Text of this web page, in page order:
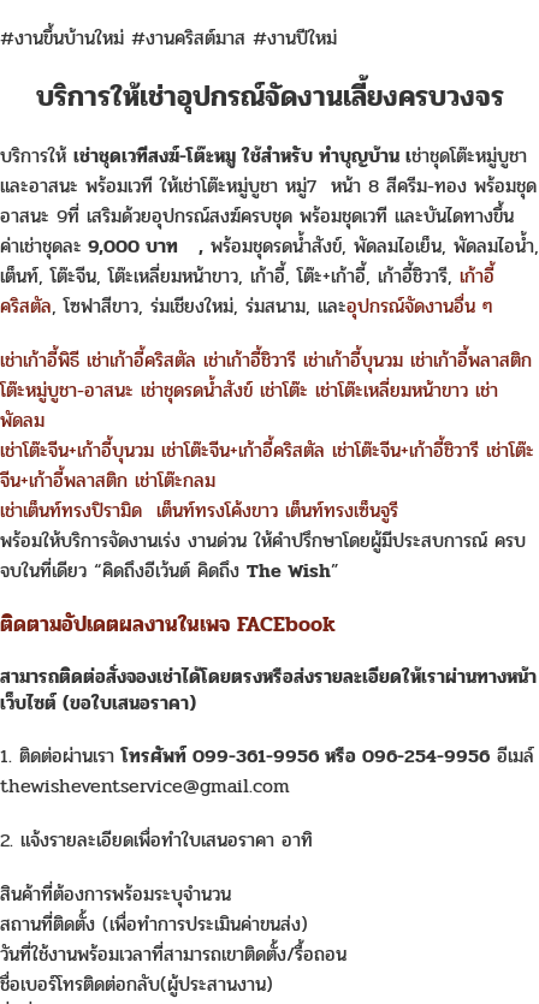
#งานขึ้นบ้านใหม่ #งานคริสต์มาส #งานปีใหม่
บริการให้เช่าอุปกรณ์จัดงานเลี้ยงครบวงจร
บริการให้ เช่าชุดเวทีสงฆ์-โต๊ะหมู ใช้สำหรับ ทำบุญบ้าน เช่าชุดโต๊ะหมู่บูชา
และอาสนะ พร้อมเวที ให้เช่าโต๊ะหมู่บูชา หมู่7 หน้า 8 สีครีม-ทอง พร้อมชุด
อาสนะ 9ที่ เสริมด้วยอุปกรณ์สงฆ์ครบชุด พร้อมชุดเวที และบันไดทางขึ้น
ค่าเช่าชุดละ 9,000 บาท , พร้อมชุดรดน้ำสังข์, พัดลมไอเย็น, พัดลมไอน้ำ,
เต็นท์, โต๊ะจีน, โต๊ะเหลี่ยมหน้าขาว, เก้าอี้, โต๊ะ+เก้าอี้, เก้าอี้ชิวารี, เก้าอี้
คริสตัล, โซฟาสีขาว, ร่มเชียงใหม่, ร่มสนาม, และอุปกรณ์จัดงานอื่น ๆ
เช่าเก้าอี้พิธี เช่าเก้าอี้คริสตัล เช่าเก้าอี้ชิวารี เช่าเก้าอี้บุนวม เช่าเก้าอี้พลาสติก
โต๊ะหมู่บูชา-อาสนะ เช่าชุดรดน้ำสังข์ เช่าโต๊ะ เช่าโต๊ะเหลี่ยมหน้าขาว เช่า
พัดลม
เช่าโต๊ะจีน+เก้าอี้บุนวม เช่าโต๊ะจีน+เก้าอี้คริสตัล เช่าโต๊ะจีน+เก้าอี้ชิวารี เช่าโต๊ะ
จีน+เก้าอี้พลาสติก เช่าโต๊ะกลม
เช่าเต็นท์ทรงปิรามิด เต็นท์ทรงโค้งขาว เต็นท์ทรงเซ็นจูรี
พร้อมให้บริการจัดงานเร่ง งานด่วน ให้คำปรึกษาโดยผู้มีประสบการณ์ ครบ
จบในที่เดียว “คิดถึงอีเว้นต์ คิดถึง The Wish”
ติดตามอัปเดตผลงานในเพจ FACEbook
สามารถติดต่อสั่งจองเช่าได้โดยตรงหรือส่งรายละเอียดให้เราผ่านทางหน้า
เว็บไซต์ (ขอใบเสนอราคา)
1. ติดต่อผ่านเราโทรศัพท์ 099-361-9956 หรือ 096-254-9956 อีเมล์
thewisheventservice@gmail.com
2. แจ้งรายละเอียดเพื่อทำใบเสนอราคา อาทิ
สินค้าที่ต้องการพร้อมระบุจำนวน
สถานที่ติดตั้ง (เพื่อทำการประเมินค่าขนส่ง)
วันที่ใช้งานพร้อมเวลาที่สามารถเขาติดตั้ง/รื้อถอน
ชื่อเบอร์โทรติดต่อกลับ(ผู้ประสานงาน)